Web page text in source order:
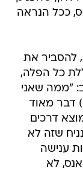
ככל הנראה
להסביר את
כל הפלה,
"ממה שאני
דבר מאוד
דרכים
שזה לא
ענישה
לא